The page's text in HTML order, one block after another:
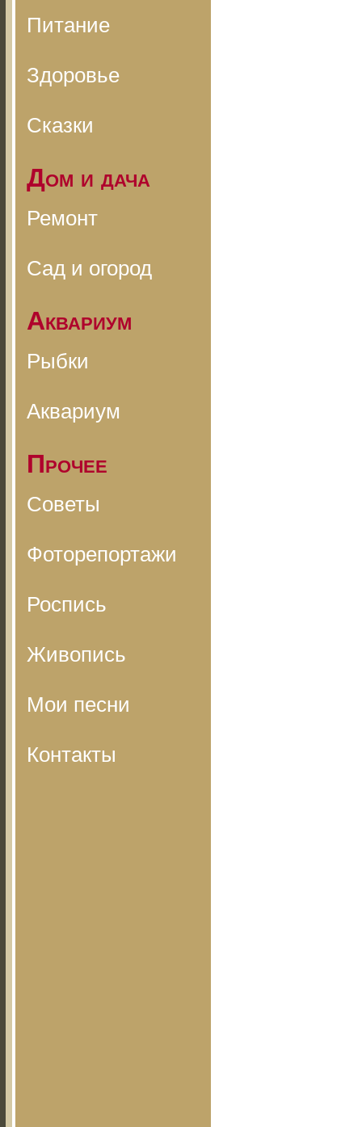
Питание
Здоровье
Сказки
Дом и дача
Ремонт
Сад и огород
Аквариум
Рыбки
Аквариум
Прочее
Советы
Фоторепортажи
Роспись
Живопись
Мои песни
Контакты